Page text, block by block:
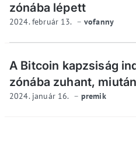
zónába lépett
2024. február 13. vofanny
A Bitcoin kapzsiság
zónába zuhant,
2024. január 16. premik